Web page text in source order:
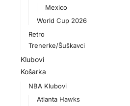
Mexico
World Cup 2026
Retro
Trenerke/Šuškavci
Klubovi
Košarka
NBA Klubovi
Atlanta Hawks